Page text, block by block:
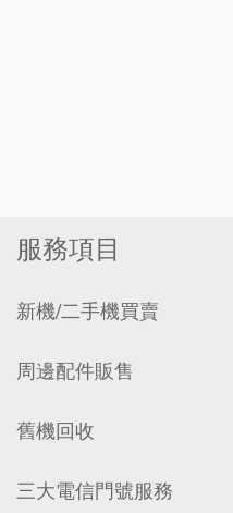
服務項目
新機/二手機買賣
周邊配件販售
舊機回收
三大電信門號服務